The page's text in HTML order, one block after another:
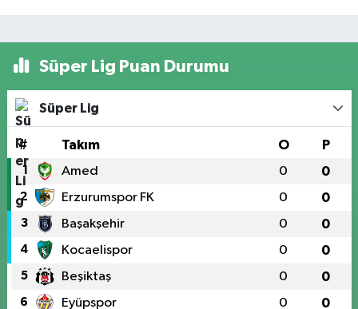
Süper Lig Puan Durumu
Süper Lig
# Takım O P
1 Amed 0 0
2 Erzurumspor FK 0 0
3 Başakşehir 0 0
4 Kocaelispor 0 0
5 Beşiktaş 0 0
6 Eyüpspor 0 0